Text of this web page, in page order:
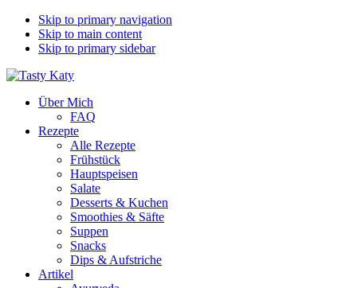
Skip to primary navigation
Skip to main content
Skip to primary sidebar
Über Mich
FAQ
Rezepte
Alle Rezepte
Frühstück
Hauptspeisen
Salate
Desserts & Kuchen
Smoothies & Säfte
Suppen
Snacks
Dips & Aufstriche
Artikel